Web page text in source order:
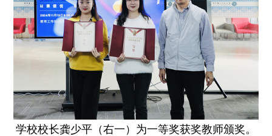
学校校长龚少平（右一）为一等奖获奖教师颁奖。